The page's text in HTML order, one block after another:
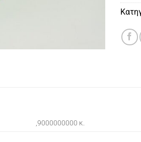
,9000000000 κ.